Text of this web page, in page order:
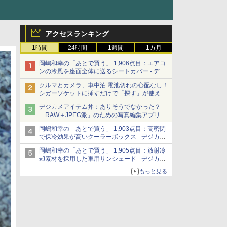
アクセスランキング
1時間 24時間 1週間 1カ月
岡嶋和幸の「あとで買う」 1,906点目：エアコ
ンの冷風を座面全体に送るシートカバー - デジ
カメ Watch
クルマとカメラ、車中泊 電池切れの心配なし！
シガーソケットに挿すだけで「探す」が使える
スマートタグ - デジカメ Watch
デジカメアイテム丼：ありそうでなかった？
「RAW＋JPEG派」のための写真編集アプリ
カメラデフォルトのJPEGを大切にする
「Filmator」
岡嶋和幸の「あとで買う」 1,903点目：高密閉
で保冷効果が高いクーラーボックス - デジカメ
Watch
岡嶋和幸の「あとで買う」 1,905点目：放射冷
却素材を採用した車用サンシェード - デジカメ
もっと見る